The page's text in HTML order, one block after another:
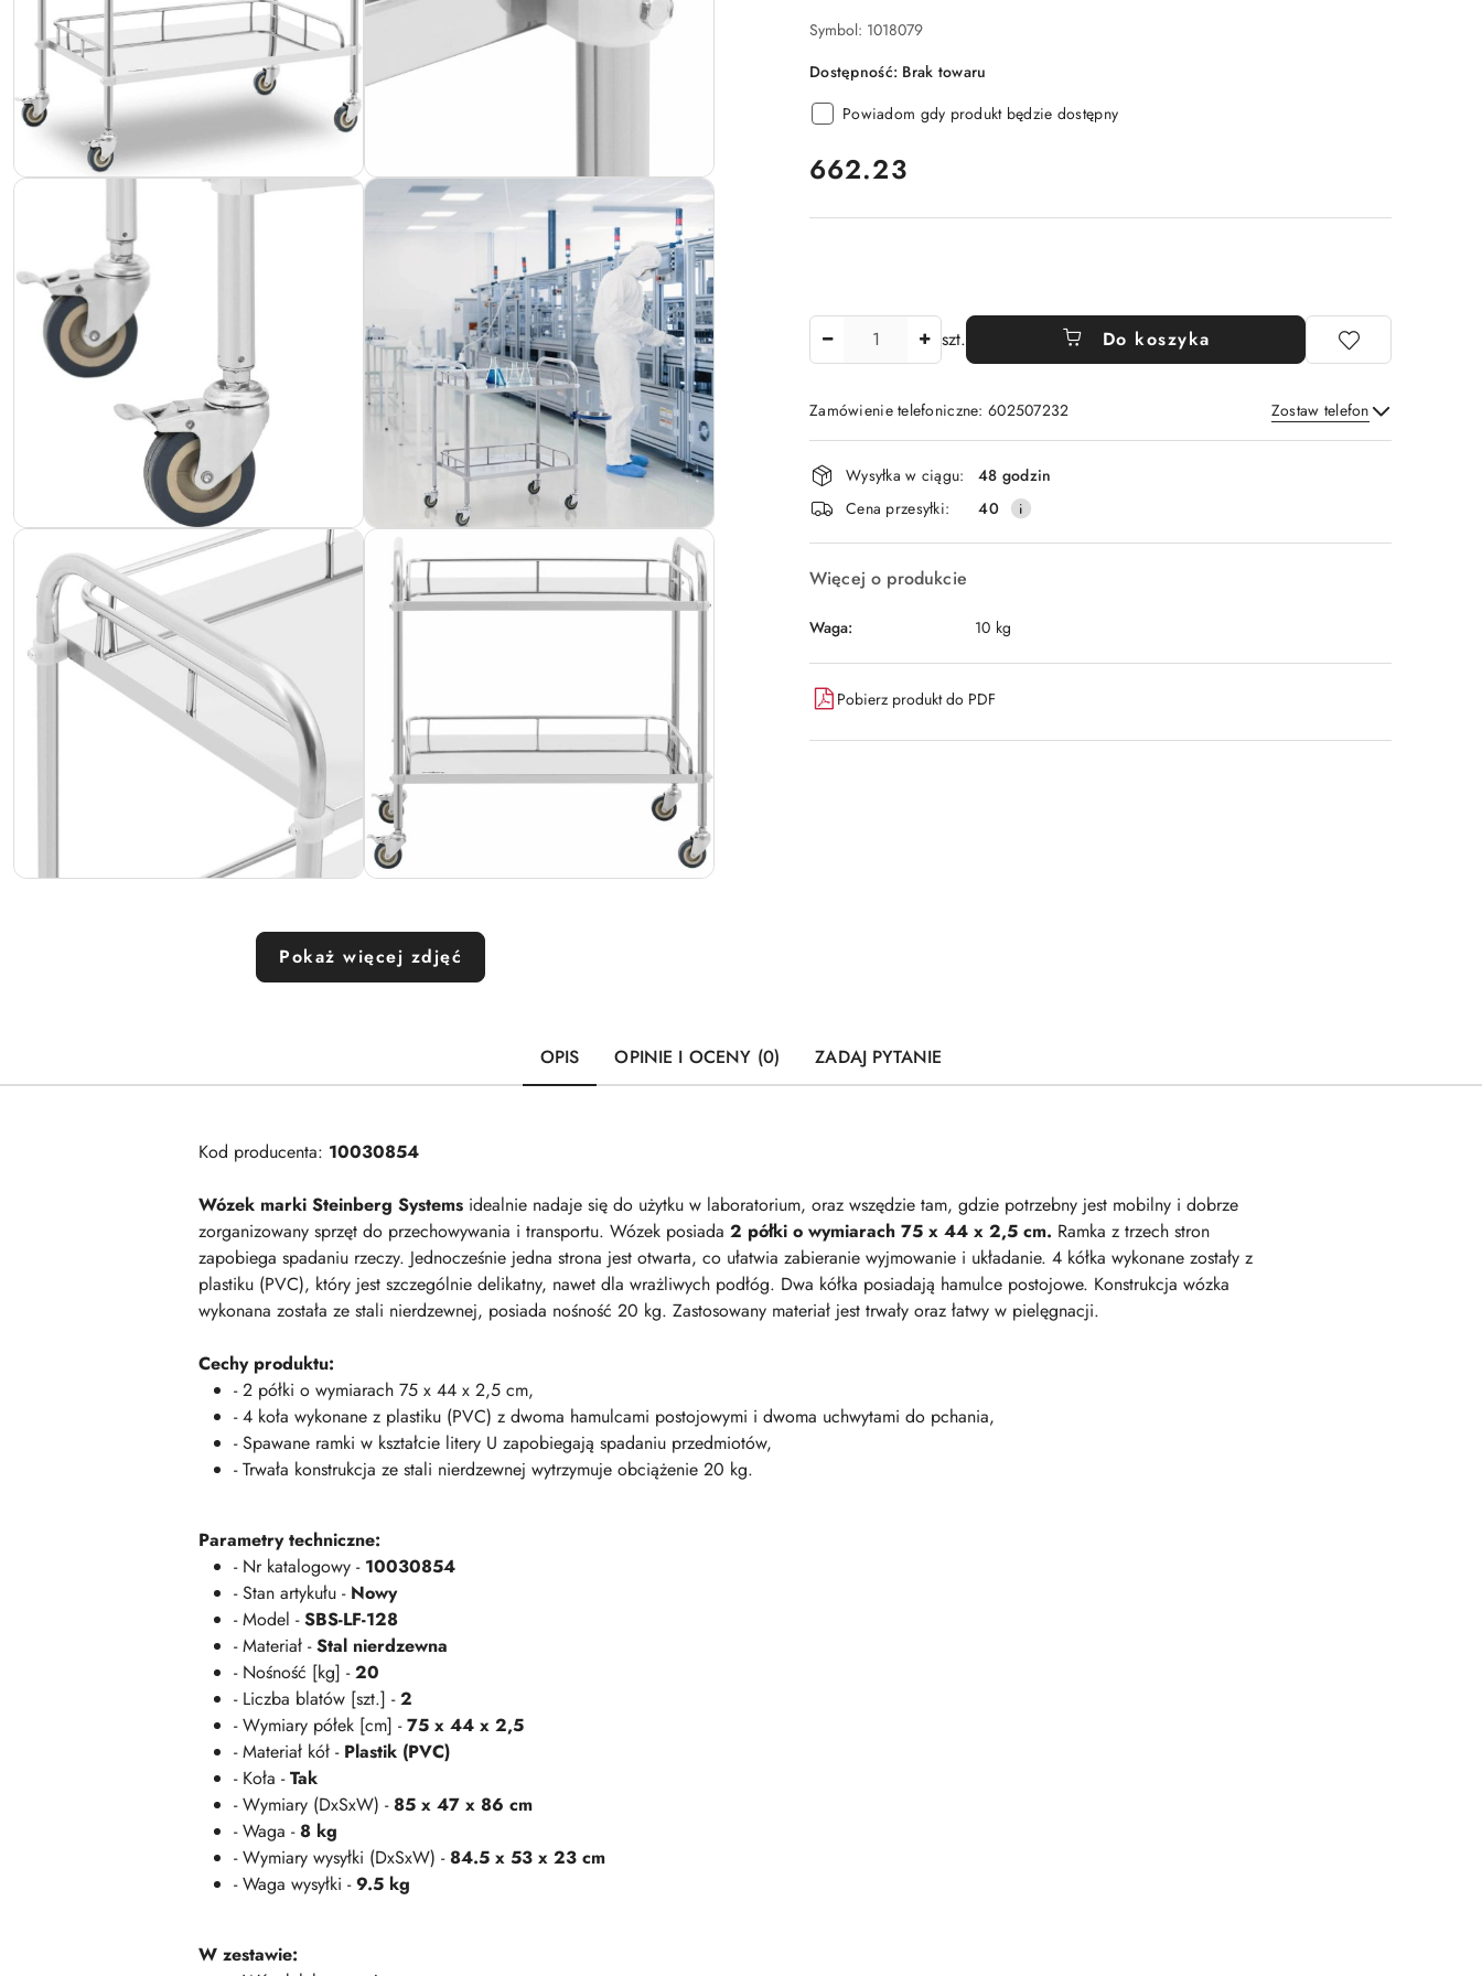
Pokaż więcej zdjęć
Symbol: 1018079
Dostępność: Brak towaru
Powiadom gdy produkt będzie dostępny
cena:
662.23
szt. Do koszyka
Zamówienie telefoniczne: 602507232 Zostaw telefon
Wyślij
Dostępność
i
dostawa
Wysyłka w ciągu:
48 godzin
Cena przesyłki:
40
Więcej o produkcie
Waga: 10 kg
Pobierz produkt do PDF
OPIS OPINIE I OCENY (0) ZADAJ PYTANIE
Kod producenta: 10030854
Wózek marki Steinberg Systems idealnie nadaje się do użytku w laboratorium, oraz wszędzie tam, gdzie potrzebny jest mobilny i dobrze
zorganizowany sprzęt do przechowywania i transportu. Wózek posiada 2 półki o wymiarach 75 x 44 x 2,5 cm. Ramka z trzech stron
zapobiega spadaniu rzeczy. Jednocześnie jedna strona jest otwarta, co ułatwia zabieranie wyjmowanie i układanie. 4 kółka wykonane zostały z
plastiku (PVC), który jest szczególnie delikatny, nawet dla wrażliwych podłóg. Dwa kółka posiadają hamulce postojowe. Konstrukcja wózka
wykonana została ze stali nierdzewnej, posiada nośność 20 kg. Zastosowany materiał jest trwały oraz łatwy w pielęgnacji.
Cechy produktu:
- 2 półki o wymiarach 75 x 44 x 2,5 cm,
- 4 koła wykonane z plastiku (PVC) z dwoma hamulcami postojowymi i dwoma uchwytami do pchania,
- Spawane ramki w kształcie litery U zapobiegają spadaniu przedmiotów,
- Trwała konstrukcja ze stali nierdzewnej wytrzymuje obciążenie 20 kg.
Parametry techniczne:
- Nr katalogowy - 10030854
- Stan artykułu - Nowy
- Model -SBS-LF-128
- Materiał -Stal nierdzewna
- Nośność [kg] -20
- Liczba blatów [szt.] -2
- Wymiary półek [cm] -75 x 44 x 2,5
- Materiał kół - Plastik (PVC)
- Koła -Tak
- Wymiary (DxSxW) -85 x 47 x 86 cm
- Waga -8 kg
- Wymiary wysyłki (DxSxW) -84.5 x 53 x 23 cm
- Waga wysyłki -9.5 kg
W zestawie: